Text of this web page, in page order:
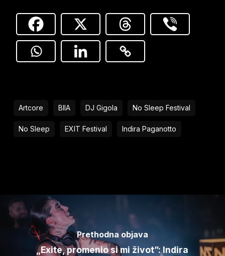
Artcore BIIA DJ Gigola No Sleep Festival
No Sleep EXIT Festival Indira Paganotto
Prethodna objava
„Exite, promenio si mi život”: Indira